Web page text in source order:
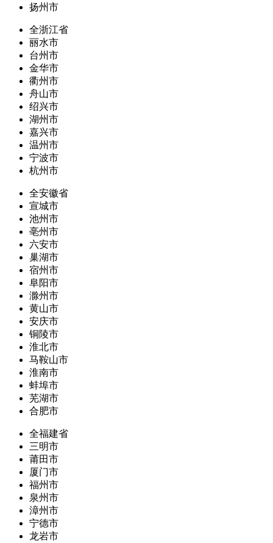
扬州市
全浙江省
丽水市
台州市
金华市
衢州市
舟山市
绍兴市
湖州市
嘉兴市
温州市
宁波市
杭州市
全安徽省
宣城市
池州市
亳州市
六安市
巢湖市
宿州市
阜阳市
滁州市
黄山市
安庆市
铜陵市
淮北市
马鞍山市
淮南市
蚌埠市
芜湖市
合肥市
全福建省
三明市
莆田市
厦门市
福州市
泉州市
漳州市
宁德市
龙岩市